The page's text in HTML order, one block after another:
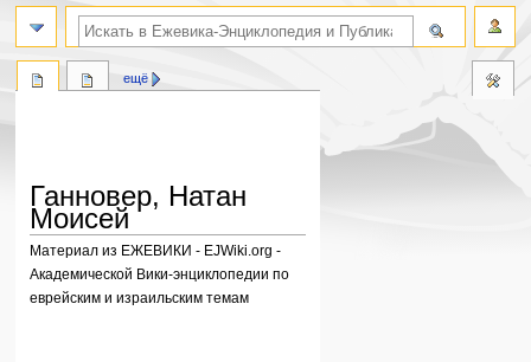
Ганновер, Натан
Моисей
Материал из ЕЖЕВИКИ - EJWiki.org -
Академической Вики-энциклопедии по
еврейским и израильским темам
ещё
поиск по словам